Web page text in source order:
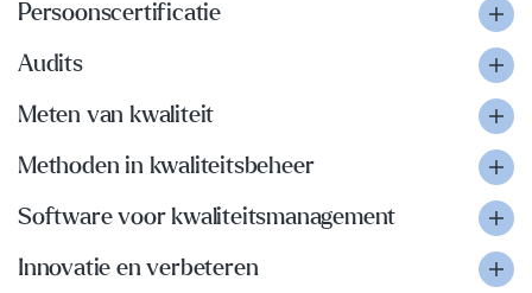
Persoonscertificatie
Audits
Meten van kwaliteit
Methoden in kwaliteitsbeheer
Software voor kwaliteitsmanagement
Innovatie en verbeteren